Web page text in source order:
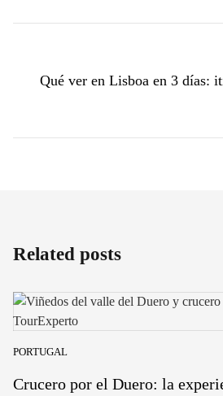
Qué ver en Lisboa en 3 días:
Related posts
PORTUGAL
Crucero por el Duero: la